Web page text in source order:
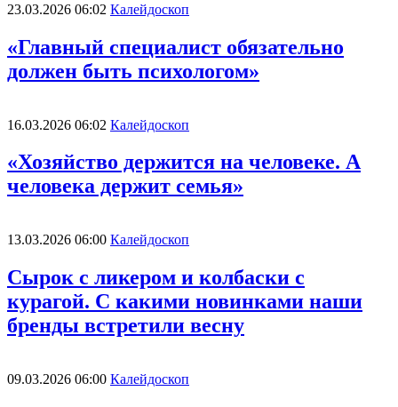
23.03.2026 06:02 Калейдоскоп
«Главный специалист обязательно
должен быть психологом»
16.03.2026 06:02 Калейдоскоп
«Хозяйство держится на человеке. А
человека держит семья»
13.03.2026 06:00 Калейдоскоп
Сырок с ликером и колбаски с
курагой. С какими новинками наши
бренды встретили весну
09.03.2026 06:00 Калейдоскоп